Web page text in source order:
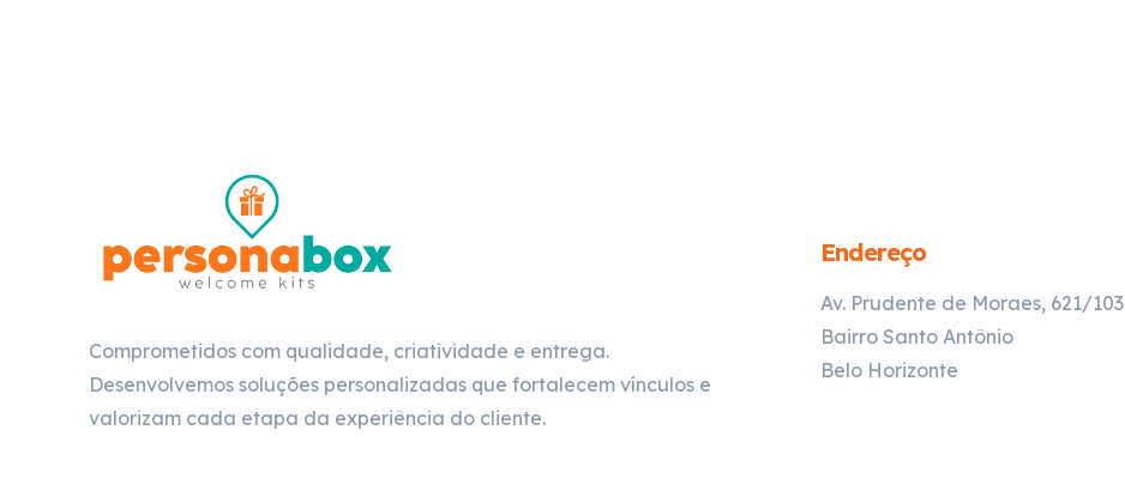
Comprometidos com qualidade, criatividade e entrega.
Desenvolvemos soluções personalizadas que fortalecem vínculos e
valorizam cada etapa da experiência do cliente.
Endereço
Av. Prudente de Moraes, 621/103
Bairro Santo Antônio
Belo Horizonte